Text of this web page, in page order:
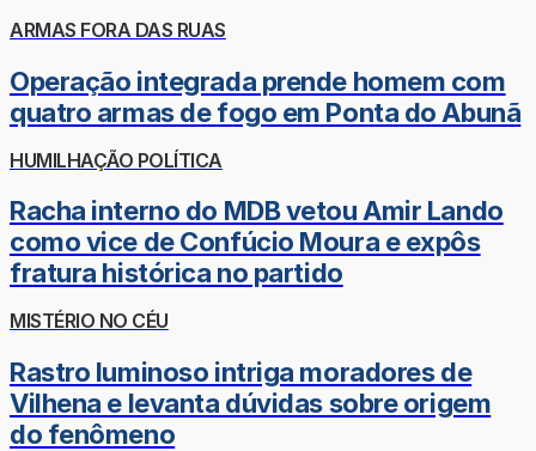
ARMAS FORA DAS RUAS
Operação integrada prende homem com
quatro armas de fogo em Ponta do Abunã
HUMILHAÇÃO POLÍTICA
Racha interno do MDB vetou Amir Lando
como vice de Confúcio Moura e expôs
fratura histórica no partido
MISTÉRIO NO CÉU
Rastro luminoso intriga moradores de
Vilhena e levanta dúvidas sobre origem
do fenômeno